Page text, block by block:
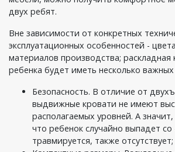
двух ребят.
Вне зависимости от конкретных
эксплуатационных особенностей -
материалов производства; раскладная
ребенка будет иметь несколько
Безопасность. В отличие от
выдвижные кровати не имеют
располагаемых уровней. А
что ребенок случайно выпадет
травмируется, также отсутствует;